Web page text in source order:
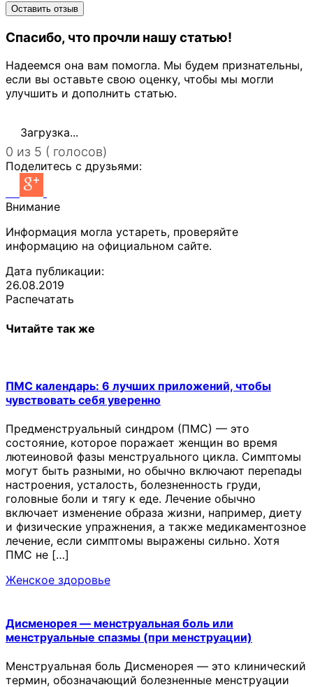
Спасибо, что прочли нашу статью!
Надеемся она вам помогла. Мы будем признательны,
если вы оставьте свою оценку, чтобы мы могли
улучшить и дополнить статью.
Загрузка...
0 из 5 ( голосов)
Поделитесь с друзьями:
Внимание
Информация могла устареть, проверяйте
информацию на официальном сайте.
Дата публикации:
26.08.2019
Распечатать
Читайте так же
ПМС календарь: 6 лучших приложений, чтобы
чувствовать себя уверенно
Предменструальный синдром (ПМС) — это
состояние, которое поражает женщин во время
лютеиновой фазы менструального цикла. Симптомы
могут быть разными, но обычно включают перепады
настроения, усталость, болезненность груди,
головные боли и тягу к еде. Лечение обычно
включает изменение образа жизни, например, диету
и физические упражнения, а также медикаментозное
лечение, если симптомы выражены сильно. Хотя
ПМС не […]
Женское здоровье
Дисменорея — менструальная боль или
менструальные спазмы (при менструации)
Менструальная боль Дисменорея — это клинический
термин, обозначающий болезненные менструации